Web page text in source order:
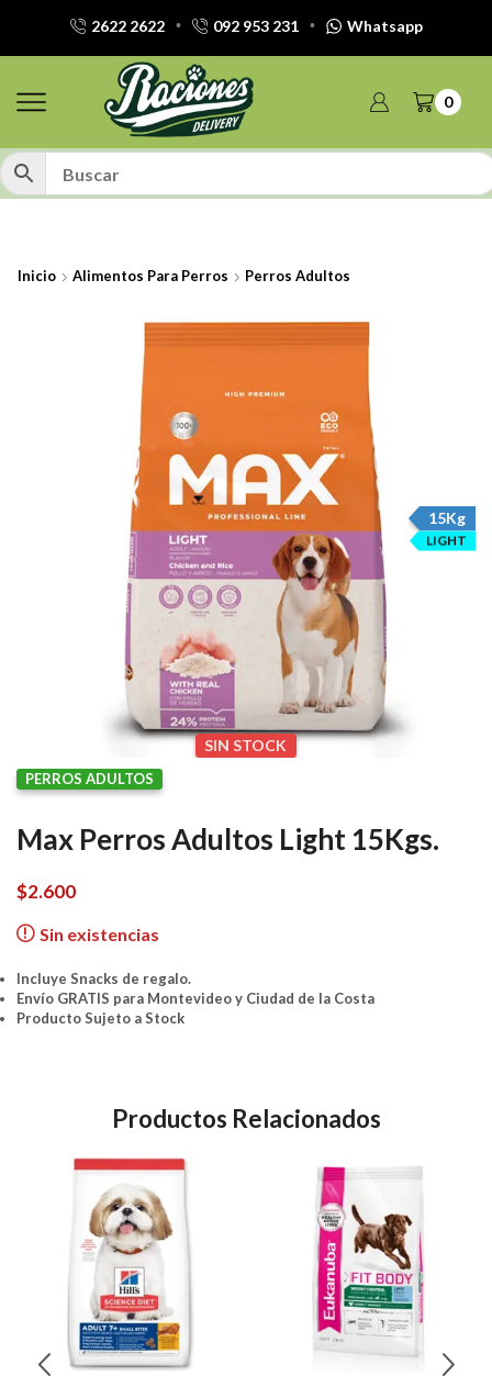
2622 2622 092 953 231 Whatsapp
0
Inicio Alimentos Para Perros Perros Adultos
15Kg
LIGHT
SIN STOCK
PERROS ADULTOS
Max Perros Adultos Light 15Kgs.
$2.600
Sin existencias
Incluye Snacks de regalo.
Envío GRATIS para Montevideo y Ciudad de la Costa
Producto Sujeto a Stock
Productos Relacionados